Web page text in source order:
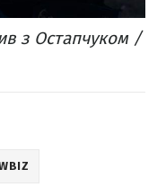
з Остапчуком /